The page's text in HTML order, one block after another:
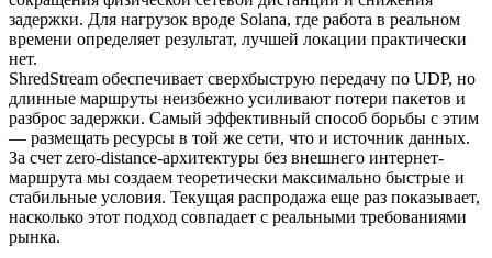
задержки. Для нагрузок вроде Solana, где работа в реальном
времени определяет результат, лучшей локации практически
нет.
ShredStream обеспечивает сверхбыструю передачу по UDP, но
длинные маршруты неизбежно усиливают потери пакетов и
разброс задержки. Самый эффективный способ борьбы с этим
— размещать ресурсы в той же сети, что и источник данных.
За счет zero-distance-архитектуры без внешнего интернет-
маршрута мы создаем теоретически максимально быстрые и
стабильные условия. Текущая распродажа еще раз показывает,
насколько этот подход совпадает с реальными требованиями
рынка.